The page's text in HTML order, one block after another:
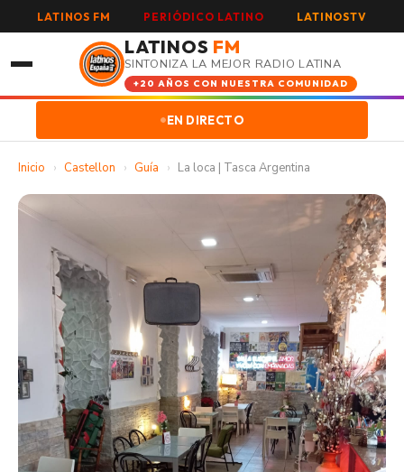
LATINOS FM PERIÓDICO LATINO LATINOSTV
LATINOS FM
SINTONIZA LA MEJOR RADIO LATINA
+20 AÑOS CON NUESTRA COMUNIDAD
EN DIRECTO
Inicio › Castellon › Guía › La loca | Tasca Argentina